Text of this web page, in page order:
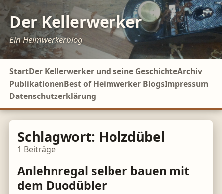
Der Kellerwerker
Ein Heimwerkerblog
StartDer Kellerwerker und seine GeschichteArchiv
PublikationenBest of Heimwerker BlogsImpressum
Datenschutzerklärung
Schlagwort: Holzdübel
1 Beiträge
Anlehnregal selber bauen mit
dem Duodübler